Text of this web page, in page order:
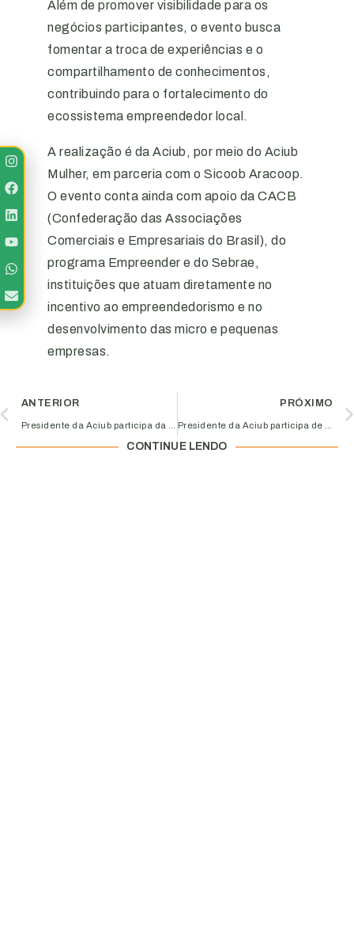
Além de promover visibilidade para os
negócios participantes, o evento busca
fomentar a troca de experiências e o
compartilhamento de conhecimentos,
contribuindo para o fortalecimento do
ecossistema empreendedor local.
A realização é da Aciub, por meio do Aciub
Mulher, em parceria com o Sicoob Aracoop.
O evento conta ainda com apoio da CACB
(Confederação das Associações
Comerciais e Empresariais do Brasil), do
programa Empreender e do Sebrae,
instituições que atuam diretamente no
incentivo ao empreendedorismo e no
desenvolvimento das micro e pequenas
empresas.
ANTERIOR PRÓXIMO
CONTINUE LENDO